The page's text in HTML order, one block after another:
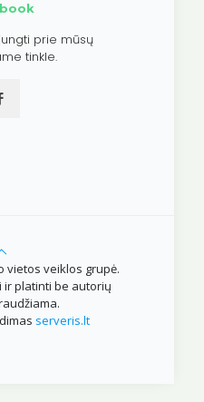
prie mūsų
tinkle.
vietos veiklos grupė.
ir platinti be autorių
serveris.lt